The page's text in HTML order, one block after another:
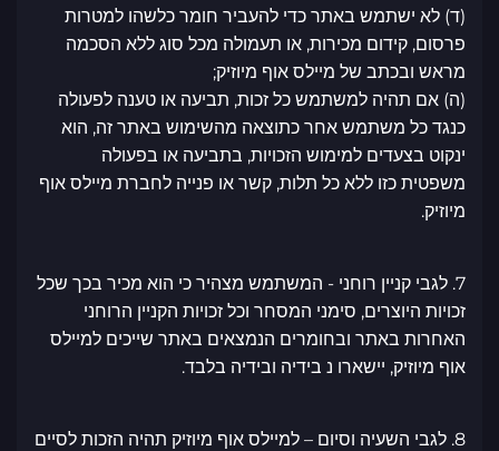
(ד) לא ישתמש באתר כדי להעביר חומר כלשהו למטרות
פרסום, קידום מכירות, או תעמולה מכל סוג ללא הסכמה
מראש ובכתב של מיילס אוף מיוזיק;
(ה) אם תהיה למשתמש כל זכות, תביעה או טענה לפעולה
כנגד כל משתמש אחר כתוצאה מהשימוש באתר זה, הוא
ינקוט בצעדים למימוש הזכויות, בתביעה או בפעולה
משפטית כזו ללא כל תלות, קשר או פנייה לחברת מיילס אוף
מיוזיק.
7. לגבי קניין רוחני - המשתמש מצהיר כי הוא מכיר בכך שכל
זכויות היוצרים, סימני המסחר וכל זכויות הקניין הרוחני
האחרות באתר ובחומרים הנמצאים באתר שייכים למיילס
אוף מיוזיק, יישארו נ בידיה ובידיה בלבד.
8. לגבי השעיה וסיום – למיילס אוף מיוזיק תהיה הזכות לסיים